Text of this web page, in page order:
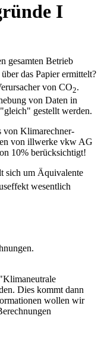
I
gesamten Betrieb
das Papier ermittelt?
von CO2.
von Daten in
gestellt werden.
von Klimarechner-
von illwerke vkw AG
10% berücksichtigt!
sich um Äquivalente
wesentlich
Dies kommt dann
wollen wir